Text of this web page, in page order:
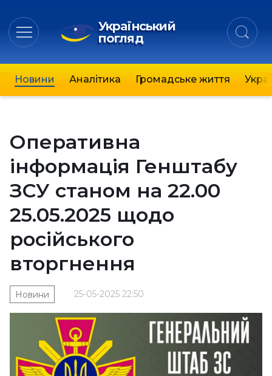
Український
погляд
Новини Аналітика Громадське життя
Оперативна
інформація Генштабу
ЗСУ станом на 22.00
25.05.2025 щодо
російського
вторгнення
25-05-2025 22:50
Новини